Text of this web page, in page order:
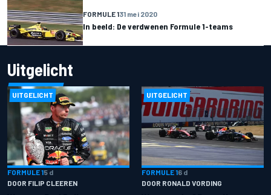
FORMULE 131 mei 2020
In beeld: De verdwenen Formule 1-teams
Uitgelicht
UITGELICHT
FORMULE 15 d
DOOR FILIP CLEEREN
UITGELICHT
FORMULE 16 d
DOOR RONALD VORDING